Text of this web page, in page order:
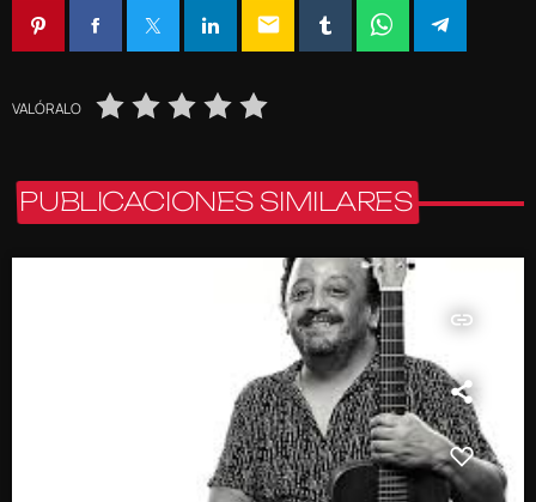
email
VALÓRALO
PUBLICACIONES SIMILARES
insert_link